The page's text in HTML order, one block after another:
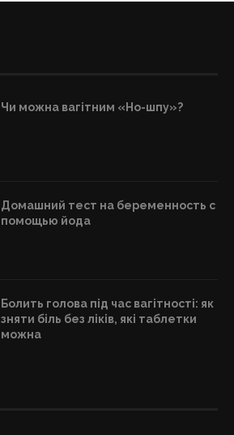
Чи можна вагітним «Но-шпу»?
Домашний тест на беременность с
помощью йода
Болить голова під час вагітності: як
зняти біль без ліків, які таблетки
можна